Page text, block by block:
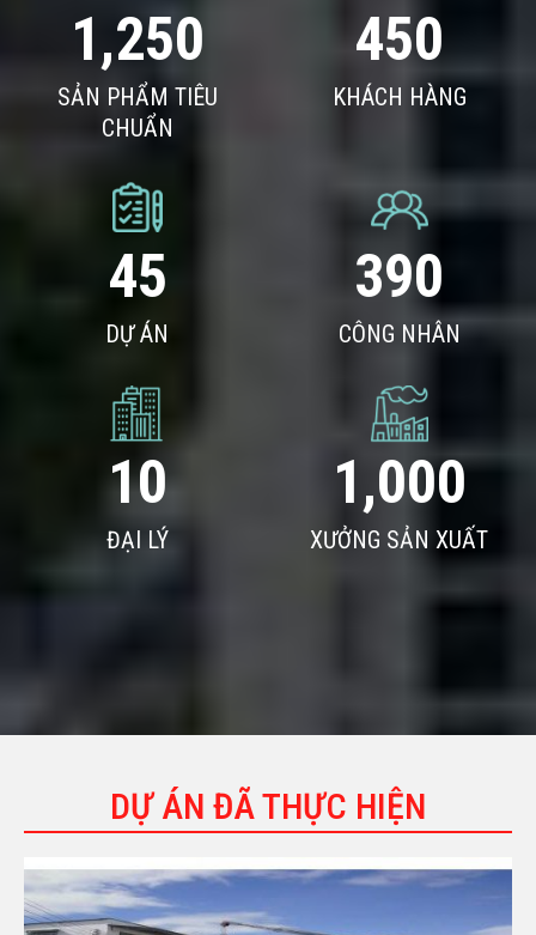
1,250
SẢN PHẨM TIÊU
CHUẨN
450
KHÁCH HÀNG
45
DỰ ÁN
390
CÔNG NHÂN
10
ĐẠI LÝ
1,000
XƯỞNG SẢN XUẤT
DỰ ÁN ĐÃ THỰC HIỆN